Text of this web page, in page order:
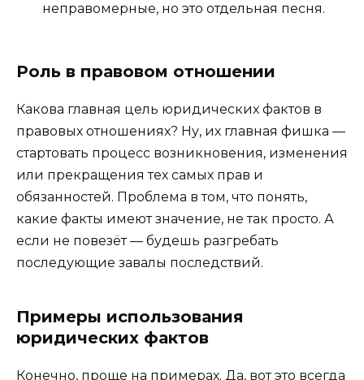
неправомерные, но это отдельная песня.
Роль в правовом отношении
Какова главная цель юридических фактов в
правовых отношениях? Ну, их главная фишка —
стартовать процесс возникновения, изменения
или прекращения тех самых прав и
обязанностей. Проблема в том, что понять,
какие факты имеют значение, не так просто. А
если не повезёт — будешь разгребать
последующие завалы последствий.
Примеры использования
юридических фактов
Конечно, проще на примерах. Да, вот это всегда